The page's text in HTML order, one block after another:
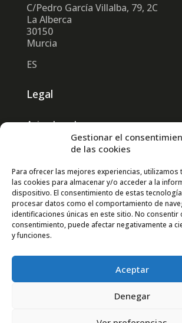
Gestionar el
de las cookies
Para ofrecer las mejores experiencias, utilizamos
las cookies para almacenar y/o acceder a la
dispositivo. El consentimiento de estas
procesar datos como el comportamiento de
identificaciones únicas en este sitio. No consentir
consentimiento, puede afectar negativamente a
y funciones.
Aceptar
Denegar
C/Pedro García Villalba, 79, 2C
La Alberca
30150
Murcia
ES
Legal
Aviso Legal
Política de Privacidad
Política de Cookies
Contacto GPSR
Social